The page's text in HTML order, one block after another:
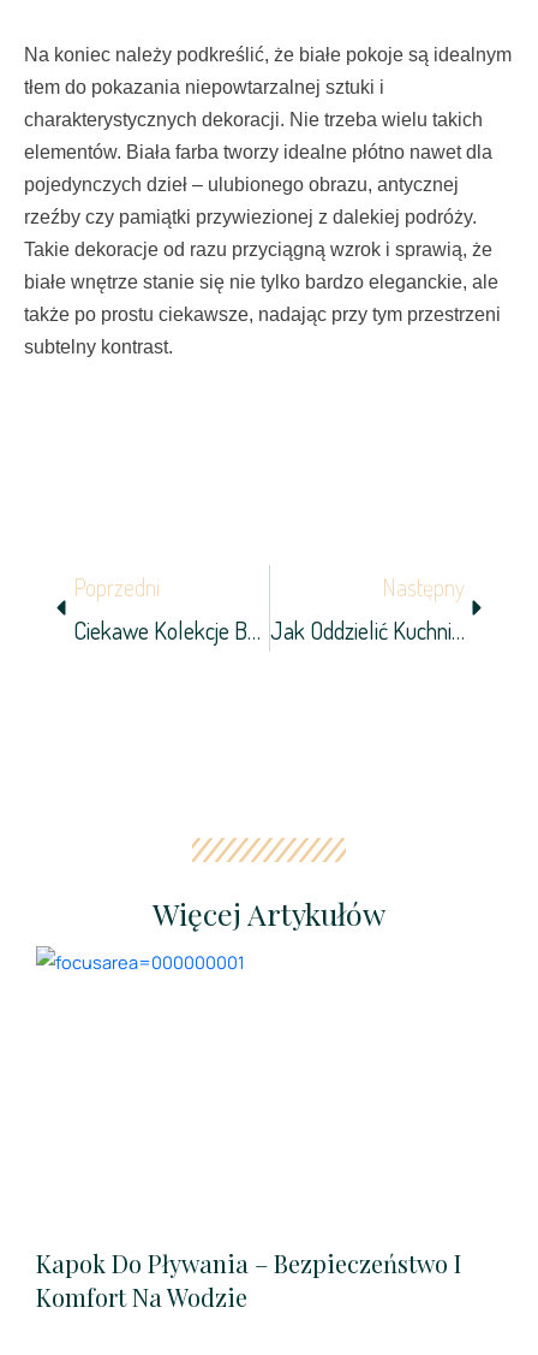
Na koniec należy podkreślić, że białe pokoje są idealnym
tłem do pokazania niepowtarzalnej sztuki i
charakterystycznych dekoracji. Nie trzeba wielu takich
elementów. Biała farba tworzy idealne płótno nawet dla
pojedynczych dzieł – ulubionego obrazu, antycznej
rzeźby czy pamiątki przywiezionej z dalekiej podróży.
Takie dekoracje od razu przyciągną wzrok i sprawią, że
białe wnętrze stanie się nie tylko bardzo eleganckie, ale
także po prostu ciekawsze, nadając przy tym przestrzeni
subtelny kontrast.
Poprzedni
Ciekawe Kolekcje Baterii Wannowych Omnires
Następny
Jak Oddzielić Kuchnię Od Salonu?
Więcej Artykułów
Kapok Do Pływania – Bezpieczeństwo I
Komfort Na Wodzie